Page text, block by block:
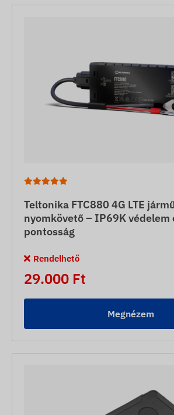
Teltonika FTC880 4G LTE
nyomkövető – IP69K védelem
pontosság
Rendelhető
29.000 Ft
Megnézem